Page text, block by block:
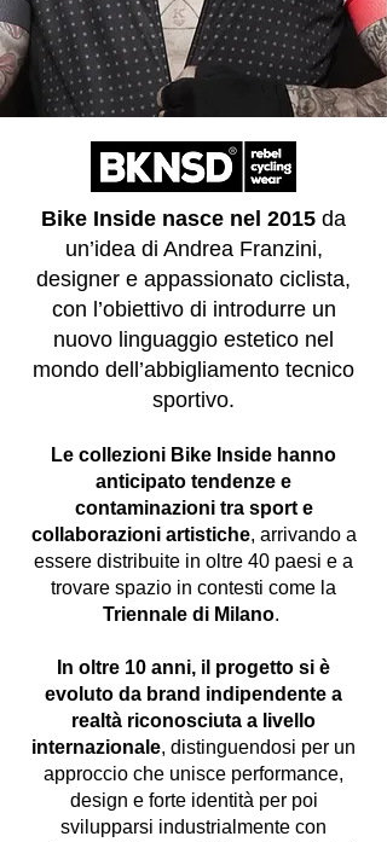
Bike Inside nasce nel 2015 da
un’idea di Andrea Franzini,
designer e appassionato ciclista,
con l’obiettivo di introdurre un
nuovo linguaggio estetico nel
mondo dell’abbigliamento tecnico
sportivo.
Le collezioni Bike Inside hanno
anticipato tendenze e
contaminazioni tra sport e
collaborazioni artistiche, arrivando a
essere distribuite in oltre 40 paesi e a
trovare spazio in contesti come la
Triennale di Milano.
In oltre 10 anni, il progetto si è
evoluto da brand indipendente a
realtà riconosciuta a livello
internazionale, distinguendosi per un
approccio che unisce performance,
design e forte identità per poi
svilupparsi industrialmente con